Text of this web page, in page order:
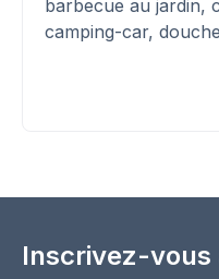
barbecue au jardin,
camping-car,
insoupçonnées -
Inscrivez-